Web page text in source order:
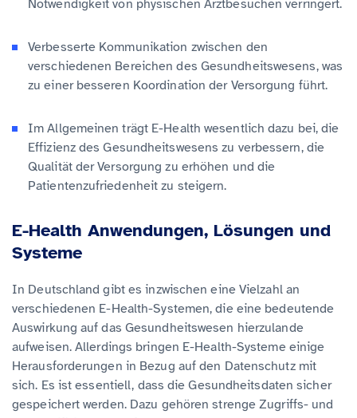
Notwendigkeit von physischen Arztbesuchen verringert.
Verbesserte Kommunikation zwischen den
verschiedenen Bereichen des Gesundheitswesens, was
zu einer besseren Koordination der Versorgung führt.
Im Allgemeinen trägt E-Health wesentlich dazu bei, die
Effizienz des Gesundheitswesens zu verbessern, die
Qualität der Versorgung zu erhöhen und die
Patientenzufriedenheit zu steigern.
E-Health Anwendungen, Lösungen und
Systeme
In Deutschland gibt es inzwischen eine Vielzahl an
verschiedenen E-Health-Systemen, die eine bedeutende
Auswirkung auf das Gesundheitswesen hierzulande
aufweisen. Allerdings bringen E-Health-Systeme einige
Herausforderungen in Bezug auf den Datenschutz mit
sich. Es ist essentiell, dass die Gesundheitsdaten sicher
gespeichert werden. Dazu gehören strenge Zugriffs- und